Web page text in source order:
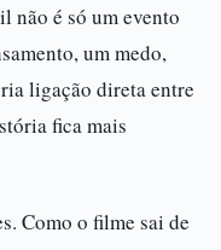
não é só um evento
um medo,
ligação direta entre
fica mais
Como o filme sai de